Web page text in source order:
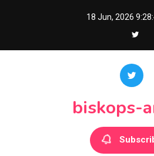
18 Jun, 2026
biskops-